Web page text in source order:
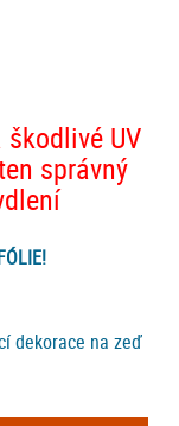
UV
správný
dekorace na zeď